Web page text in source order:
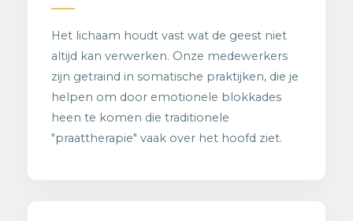
Het lichaam houdt vast wat de geest niet
altijd kan verwerken. Onze medewerkers
zijn getraind in somatische praktijken, die je
helpen om door emotionele blokkades
heen te komen die traditionele
"praattherapie" vaak over het hoofd ziet.